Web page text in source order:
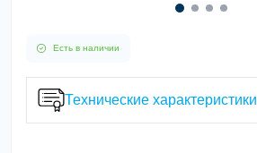
Есть в наличии
Технические характеристики